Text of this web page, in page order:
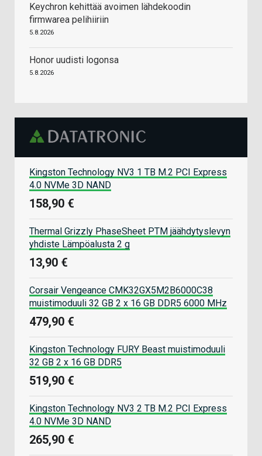
Keychron kehittää avoimen lähdekoodin
firmwarea pelihiiriin
5.8.2026
Honor uudisti logonsa
5.8.2026
Kingston Technology NV3 1 TB M.2 PCI Express
4.0 NVMe 3D NAND
158,90 €
Thermal Grizzly PhaseSheet PTM jäähdytyslevyn
yhdiste Lämpöalusta 2 g
13,90 €
Corsair Vengeance CMK32GX5M2B6000C38
muistimoduuli 32 GB 2 x 16 GB DDR5 6000 MHz
479,90 €
Kingston Technology FURY Beast muistimoduuli
32 GB 2 x 16 GB DDR5
519,90 €
Kingston Technology NV3 2 TB M.2 PCI Express
4.0 NVMe 3D NAND
265,90 €